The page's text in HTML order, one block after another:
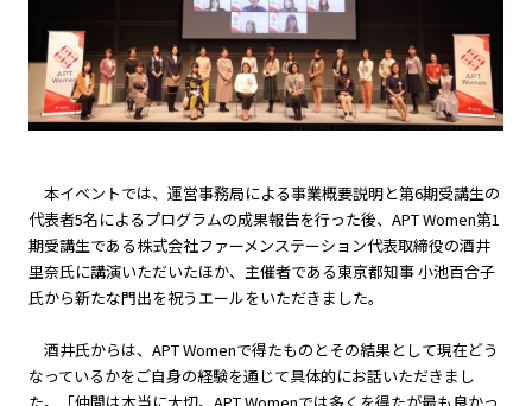
本イベントでは、運営事務局による事業概要説明と第6期受講生の
代表者5名によるプログラムの成果報告を行った後、APT Women第1
期受講生である株式会社ファーメンステーション代表取締役の酒井
里奈氏に講演いただいたほか、主催者である東京都知事 小池百合子
氏から新たな門出を祝うエールをいただきました。
酒井氏からは、APT Womenで得たものとその結果として現在どう
なっているかをご自身の経験を通じて具体的にお話いただきまし